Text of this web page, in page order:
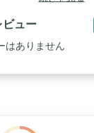
ポーツ時も動きを
気性に優れ、ムレ
ることを忘れるほ
中も違和感なく不
ビュー
はありません